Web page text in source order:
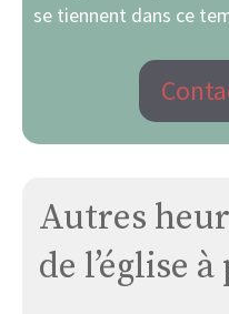
se tiennent dans ce
Autres
de l’église